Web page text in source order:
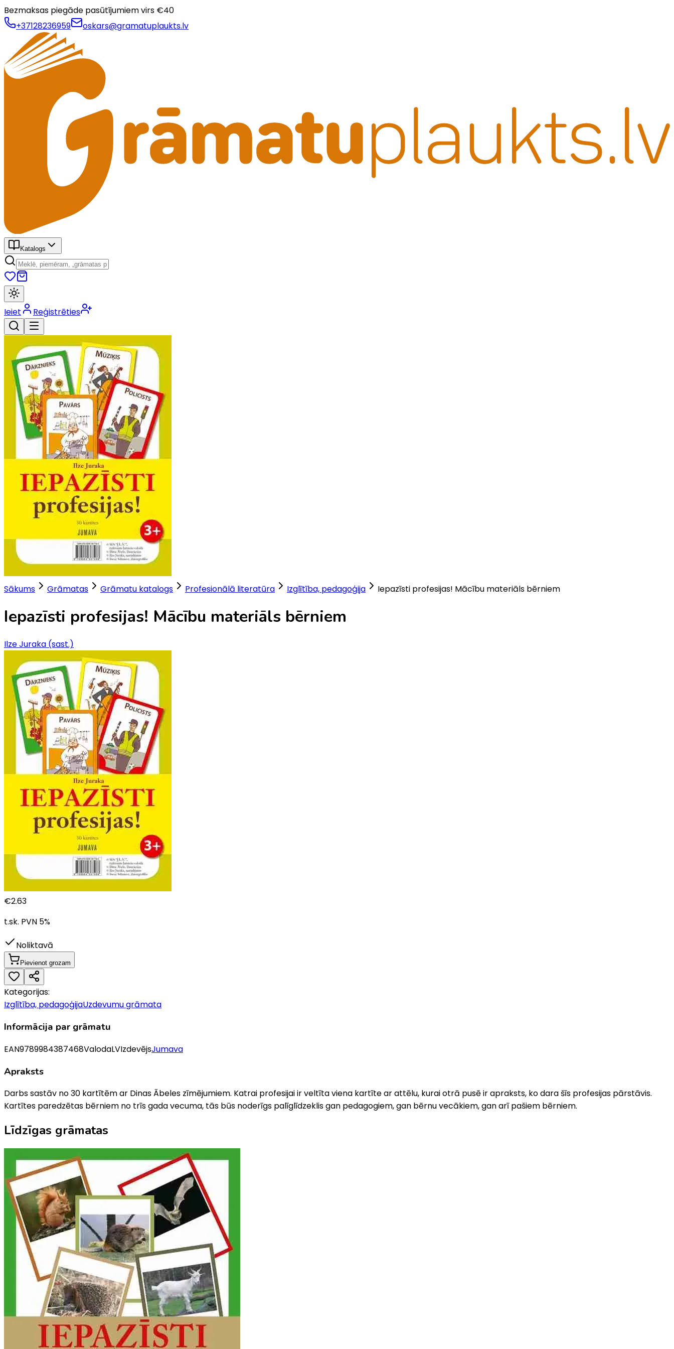
Bezmaksas piegāde pasūtījumiem virs €40
+37128236959
oskars@gramatuplaukts.lv
Katalogs
Ieiet Reģistrēties
Sākums Grāmatas Grāmatu katalogs Profesionālā literatūra Izglītība, pedagoģija Iepazīsti profesijas! Mācību materiāls bērniem
Iepazīsti profesijas! Mācību materiāls bērniem
Ilze Juraka (sast.)
€2.63
t.sk. PVN 5%
Noliktavā
Pievienot grozam
Kategorijas:
Izglītība, pedagoģijaUzdevumu grāmata
Informācija par grāmatu
EAN9789984387468ValodaLVIzdevējsJumava
Apraksts
Darbs sastāv no 30 kartītēm ar Dinas Ābeles zīmējumiem. Katrai profesijai ir veltīta viena kartīte ar attēlu, kurai otrā pusē ir apraksts, ko dara šīs profesijas pārstāvis.
Kartītes paredzētas bērniem no trīs gada vecuma, tās būs noderīgs palīglīdzeklis gan pedagogiem, gan bērnu vecākiem, gan arī pašiem bērniem.
Līdzīgas grāmatas